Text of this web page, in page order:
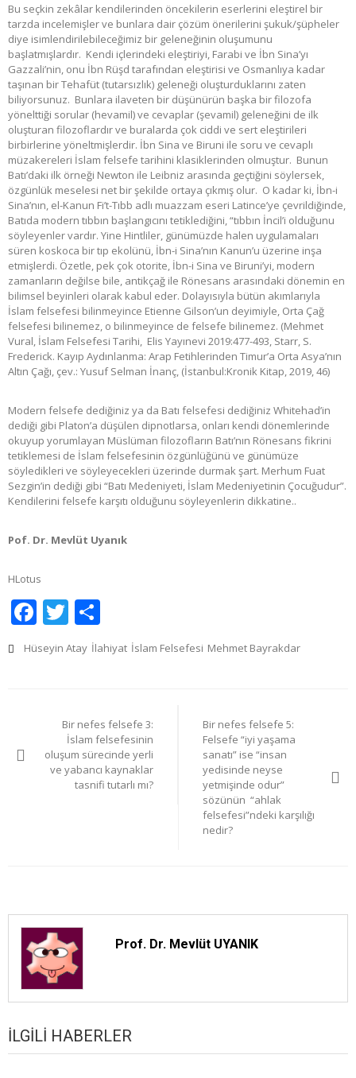
Bu seçkin zekâlar kendilerinden öncekilerin eserlerini eleştirel bir
tarzda incelemişler ve bunlara dair çözüm önerilerini şukuk/şüpheler
diye isimlendirilebileceğimiz bir geleneğinin oluşumunu
başlatmışlardır. Kendi içlerindeki eleştiriyi, Farabi ve İbn Sina’yı
Gazzali’nin, onu İbn Rüşd tarafından eleştirisi ve Osmanlıya kadar
taşınan bir Tehafüt (tutarsızlık) geleneği oluşturduklarını zaten
biliyorsunuz. Bunlara ilaveten bir düşünürün başka bir filozofa
yönelttiği sorular (hevamil) ve cevaplar (şevamil) geleneğini de ilk
oluşturan filozoflardır ve buralarda çok ciddi ve sert eleştirileri
birbirlerine yöneltmişlerdir. İbn Sina ve Biruni ile soru ve cevaplı
müzakereleri İslam felsefe tarihini klasiklerinden olmuştur. Bunun
Batı’daki ilk örneği Newton ile Leibniz arasında geçtiğini söylersek,
özgünlük meselesi net bir şekilde ortaya çıkmış olur. O kadar ki, İbn-i
Sina’nın, el-Kanun Fi’t-Tıbb adlı muazzam eseri Latince’ye çevrildiğinde,
Batıda modern tıbbın başlangıcını tetiklediğini, “tıbbın İncil’i olduğunu
söyleyenler vardır. Yine Hintliler, günümüzde halen uygulamaları
süren koskoca bir tıp ekolünü, İbn-i Sina’nın Kanun’u üzerine inşa
etmişlerdi. Özetle, pek çok otorite, İbn-i Sina ve Biruni’yi, modern
zamanların değilse bile, antikçağ ile Rönesans arasındaki dönemin en
bilimsel beyinleri olarak kabul eder. Dolayısıyla bütün akımlarıyla
İslam felsefesi bilinmeyince Etienne Gilson’un deyimiyle, Orta Çağ
felsefesi bilinemez, o bilinmeyince de felsefe bilinemez. (Mehmet
Vural, İslam Felsefesi Tarihi, Elis Yayınevi 2019:477-493, Starr, S.
Frederick. Kayıp Aydınlanma: Arap Fetihlerinden Timur’a Orta Asya’nın
Altın Çağı, çev.: Yusuf Selman İnanç, (İstanbul:Kronik Kitap, 2019, 46)
Modern felsefe dediğiniz ya da Batı felsefesi dediğiniz Whitehad’in
dediği gibi Platon’a düşülen dipnotlarsa, onları kendi dönemlerinde
okuyup yorumlayan Müslüman filozofların Batı’nın Rönesans fikrini
tetiklemesi de İslam felsefesinin özgünlüğünü ve günümüze
söyledikleri ve söyleyecekleri üzerinde durmak şart. Merhum Fuat
Sezgin’in dediği gibi “Batı Medeniyeti, İslam Medeniyetinin Çocuğudur”.
Kendilerini felsefe karşıtı olduğunu söyleyenlerin dikkatine..
Pof. Dr. Mevlüt Uyanık
HLotus
Facebook
Twitter
Hüseyin Atay İlahiyat İslam Felsefesi Mehmet Bayrakdar
gezinmesi
Bir nefes felsefe 3:
İslam felsefesinin
oluşum sürecinde yerli
ve yabancı kaynaklar
tasnifi tutarlı mı?
Bir nefes felsefe 5:
Felsefe “iyi yaşama
sanatı” ise “insan
yedisinde neyse
yetmişinde odur”
sözünün “ahlak
felsefesi”ndeki karşılığı
nedir?
Prof. Dr. Mevlüt UYANIK
İLGILI HABERLER